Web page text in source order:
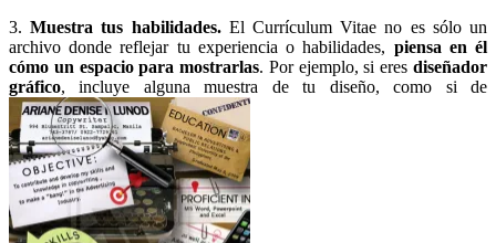
3. Muestra tus habilidades.El Currículum Vitae no es sólo un
archivo donde reflejar tu experiencia o habilidades, piensa en él
cómo un espacio para mostrarlas. Por ejemplo, si eresdiseñador
gráfico, incluye alguna muestra de tu diseño, como si de